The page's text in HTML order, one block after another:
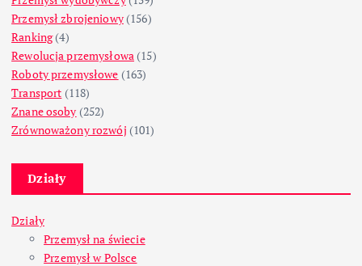
Przemysł zbrojeniowy(156)
Ranking(4)
Rewolucja przemysłowa (15)
Roboty przemysłowe (163)
Transport (118)
Znane osoby (252)
Zrównoważony rozwój (101)
Działy
Działy
Przemysł na świecie
Przemysł w Polsce